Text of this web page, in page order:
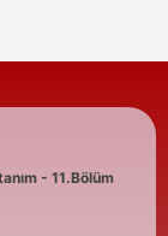
- 11.Bölüm